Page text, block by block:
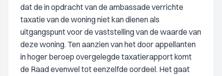
dat de in opdracht van de ambassade verrichte
taxatie van de woning niet kan dienen als
uitgangspunt voor de vaststelling van de waarde van
deze woning. Ten aanzien van het door appellanten
in hoger beroep overgelegde taxatierapport komt
de Raad evenwel tot eenzelfde oordeel. Het gaat